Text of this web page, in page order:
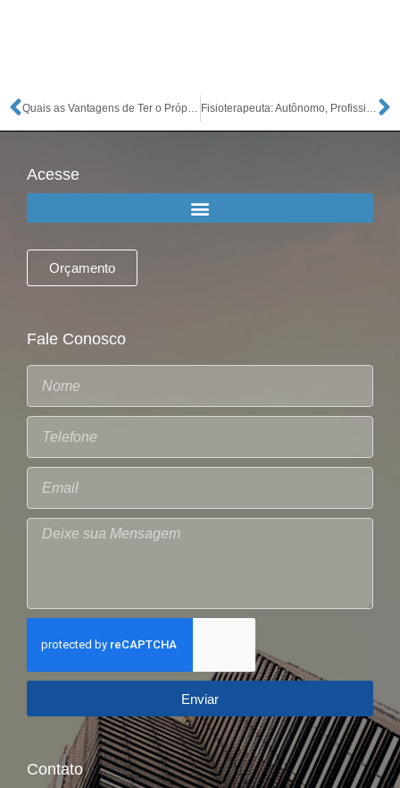
Quais as Vantagens de Ter o Próprio Negócio? Fisioterapeuta: Autônomo, Profissional Liberal ou Abrir Empresa
Acesse
Orçamento
Fale Conosco
Enviar
Contato